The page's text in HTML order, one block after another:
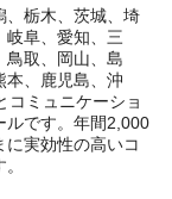
、栃木、茨城、埼
岐阜、愛知、三
鳥取、岡山、島
本、鹿児島、沖
コミュニケーショ
ルです。年間2,000
実効性の高いコ